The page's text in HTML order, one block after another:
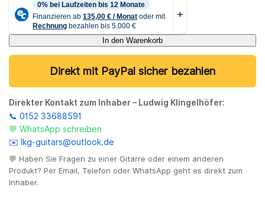
In den Warenkorb
Direkt mit PayPal sicher bezahlen
Direkter Kontakt zum Inhaber – Ludwig Klingelhöfer:
📞 0152 33688591
💬 WhatsApp schreiben
✉️ lkg-guitars@outlook.de
💬 Haben Sie Fragen zu einer Gitarre oder einem anderen
Produkt? Per Email, Telefon oder WhatsApp geht es direkt zum
Inhaber.